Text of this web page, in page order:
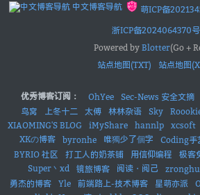
中文博客导航
萌ICP备
浙ICP备2024064370号
Powered by Blotter(Go +
站点地图(TXT)
站点地图
优秀博客订阅： OhYee Sec-News 安全文摘
鸟窝
上冬十二 太傅 林林杂语 Sky
XIAOMING'S BLOG
iMyShare hannlp xcsoft
XKの博客
byronhe 唯獨少了個字 Coding手
BYRIO 社区
打工人的奶茶铺 用信仰编程 极客
Super丶xd
镜旅博客 阅读・阅己
勇杰的博客
Yle 前端路上-技术博客 星萌亦派